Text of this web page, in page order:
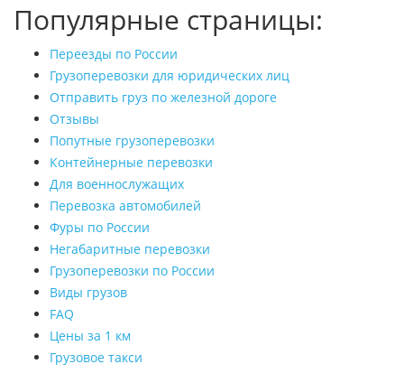
Популярные страницы:
Переезды по России
Грузоперевозки для юридических лиц
Отправить груз по железной дороге
Отзывы
Попутные грузоперевозки
Контейнерные перевозки
Для военнослужащих
Перевозка автомобилей
Фуры по России
Негабаритные перевозки
Грузоперевозки по России
Виды грузов
FAQ
Цены за 1 км
Грузовое такси